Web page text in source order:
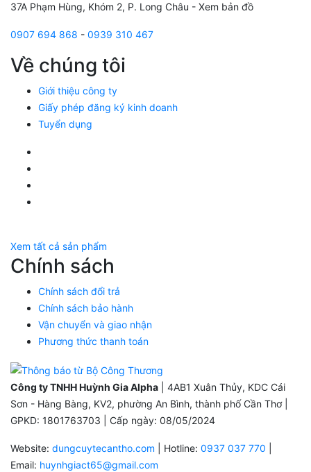
37A Phạm Hùng, Khóm 2, P. Long Châu - Xem bản đồ
0907 694 868 - 0939 310 467
Về chúng tôi
Giới thiệu công ty
Giấy phép đăng ký kinh doanh
Tuyển dụng
Xem tất cả sản phẩm
Chính sách
Chính sách đổi trả
Chính sách bảo hành
Vận chuyển và giao nhận
Phương thức thanh toán
Công ty TNHH Huỳnh Gia Alpha | 4AB1 Xuân Thủy, KDC Cái
Sơn - Hàng Bàng, KV2, phường An Bình, thành phố Cần Thơ |
GPKD: 1801763703 | Cấp ngày: 08/05/2024
Website: dungcuytecantho.com | Hotline: 0937 037 770
Email: huynhgiact65@gmail.com